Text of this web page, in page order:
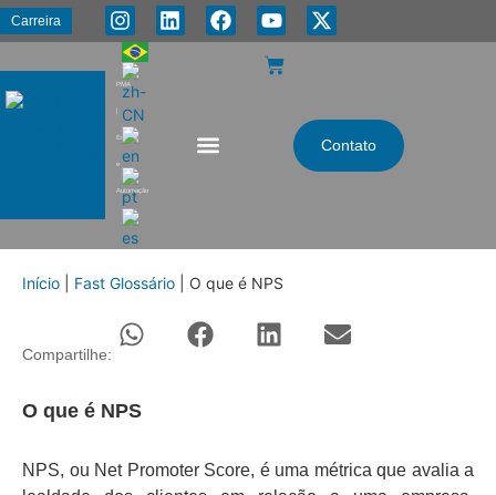
Carreira
PMA
|
Energia
e
Automação
Contato
Início Fast Glossário O que é NPS
Compartilhe:
O que é NPS
NPS, ou Net Promoter Score, é uma métrica que avalia a